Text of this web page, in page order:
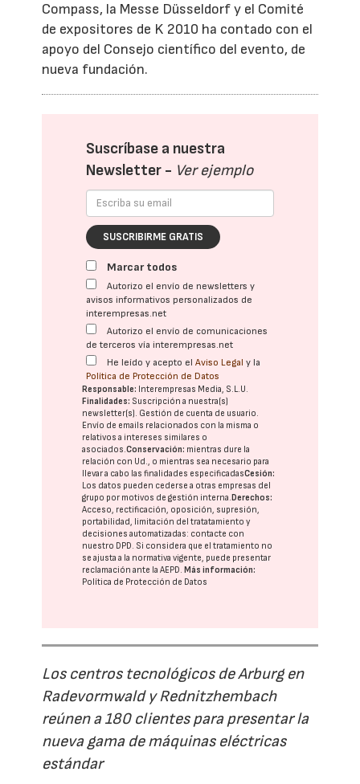
Compass, la Messe Düsseldorf y el Comité
de expositores de K 2010 ha contado con el
apoyo del Consejo científico del evento, de
nueva fundación.
Suscríbase a nuestra
Newsletter - Ver ejemplo
SUSCRIBIRME GRATIS
Marcar todos
Autorizo el envío de newsletters y
avisos informativos personalizados de
interempresas.net
Autorizo el envío de comunicaciones
de terceros vía interempresas.net
He leído y acepto elAviso Legal y la
Política de Protección de Datos
Responsable: Interempresas Media, S.L.U.
Finalidades: Suscripción a nuestra(s)
newsletter(s). Gestión de cuenta de usuario.
Envío de emails relacionados con la misma o
relativos a intereses similares o
asociados.Conservación: mientras dure la
relación con Ud., o mientras sea necesario para
llevar a cabo las finalidades especificadasCesión:
Los datos pueden cederse a otras empresas del
grupo por motivos de gestión interna.Derechos:
Acceso, rectificación, oposición, supresión,
portabilidad, limitación del tratatamiento y
decisiones automatizadas: contacte con
nuestro DPD. Si considera que el tratamiento no
se ajusta a la normativa vigente, puede presentar
reclamación ante laAEPD.Más información:
Política de Protección de Datos
Los centros tecnológicos de Arburg en
Radevormwald y Rednitzhembach
reúnen a 180 clientes para presentar la
nueva gama de máquinas eléctricas
estándar